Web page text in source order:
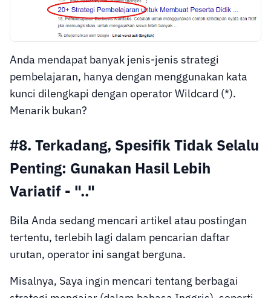
Anda mendapat banyak jenis-jenis strategi
pembelajaran, hanya dengan menggunakan kata
kunci dilengkapi dengan operator Wildcard (*).
Menarik bukan?
#8. Terkadang, Spesifik Tidak Selalu
Penting: Gunakan Hasil Lebih
Variatif - ".."
Bila Anda sedang mencari artikel atau postingan
tertentu, terlebih lagi dalam pencarian daftar
urutan, operator ini sangat berguna.
Misalnya, Saya ingin mencari tentang berbagai